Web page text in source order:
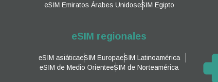
eSIM Emiratos Árabes UnidoseSIM Egipto
eSIM regionales
eSIM asiáticaeSIM EuropaeSIM Latinoamérica
eSIM de Medio OrienteeSIM de Norteamérica